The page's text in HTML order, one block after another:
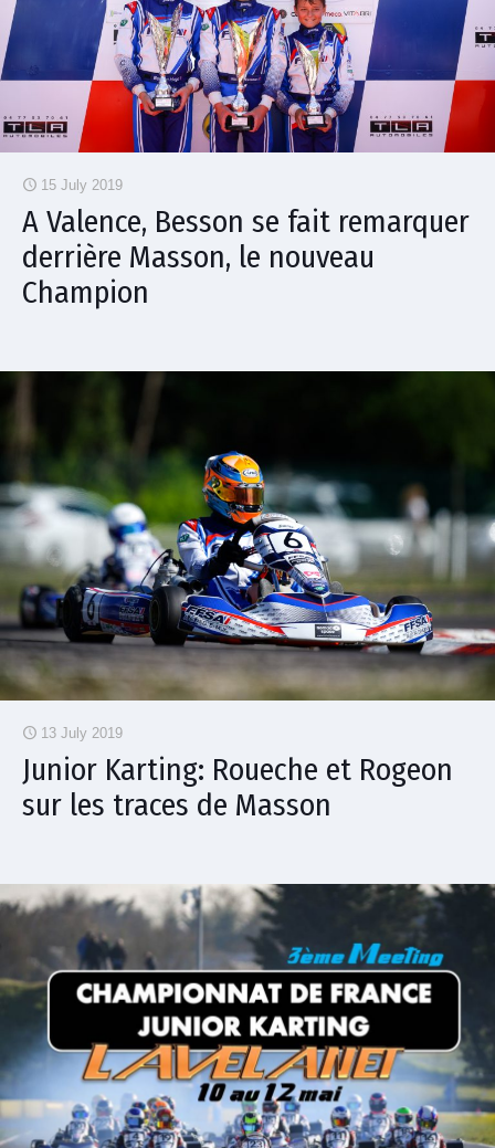
15 July 2019
A Valence, Besson se fait remarquer
derrière Masson, le nouveau
Champion
13 July 2019
Junior Karting: Roueche et Rogeon
sur les traces de Masson